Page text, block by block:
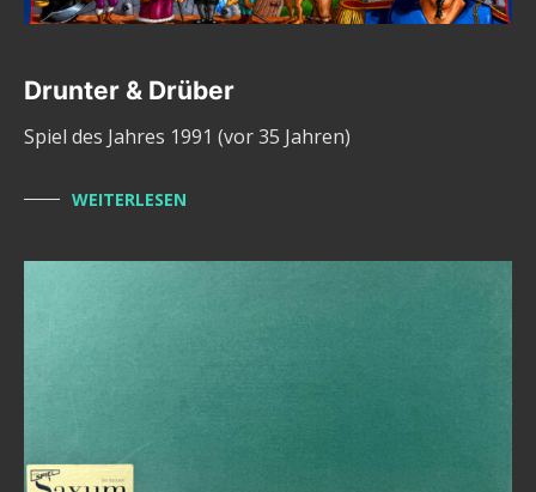
Drunter & Drüber
Spiel des Jahres 1991 (vor 35 Jahren)
WEITERLESEN